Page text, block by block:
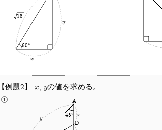
60°
x
y
15
【例題2】 x, yの値を求める。
45°
y
A
D
x